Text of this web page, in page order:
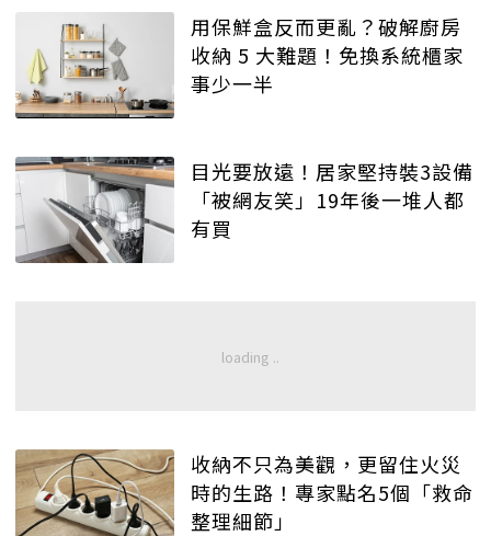
用保鮮盒反而更亂？破解廚房
收納 5 大難題！免換系統櫃家
事少一半
目光要放遠！居家堅持裝3設備
「被網友笑」19年後一堆人都
有買
收納不只為美觀，更留住火災
時的生路！專家點名5個「救命
整理細節」